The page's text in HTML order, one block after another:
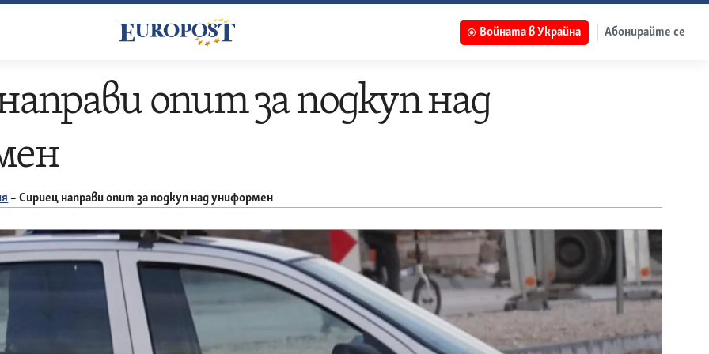
Войната в Украйна Абонирайте се
опит за подкуп над
–Сириец направи опит за подкуп над униформен